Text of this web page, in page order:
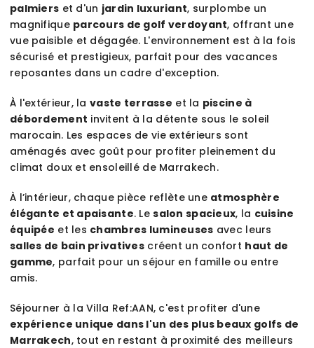
palmiers et d'un jardin luxuriant, surplombe un
magnifique parcours de golf verdoyant, offrant une
vue paisible et dégagée. L'environnement est à la fois
sécurisé et prestigieux, parfait pour des vacances
reposantes dans un cadre d'exception.
À l'extérieur, lavaste terrasse et la piscine à
débordement invitent à la détente sous le soleil
marocain. Les espaces de vie extérieurs sont
aménagés avec goût pour profiter pleinement du
climat doux et ensoleillé de Marrakech.
À l’intérieur, chaque pièce reflète une atmosphère
élégante et apaisante. Lesalon spacieux, la cuisine
équipée et les chambres lumineuses avec leurs
salles de bain privatives créent un confort haut de
gamme, parfait pour un séjour en famille ou entre
amis.
Séjourner à la Villa Ref:AAN, c'est profiter d'une
expérience unique dans l'un des plus beaux golfs de
Marrakech, tout en restant à proximité des meilleurs